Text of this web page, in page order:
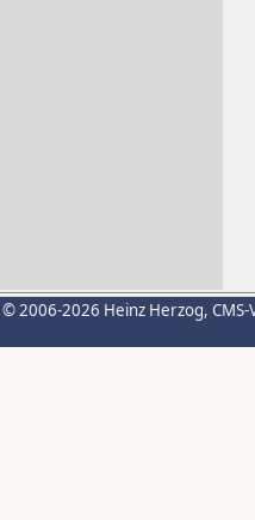
© 2006-2026 Heinz Herzog,